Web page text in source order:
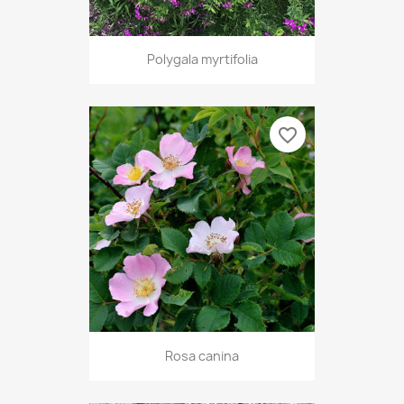
Polygala myrtifolia
Rosa canina
favorite_border